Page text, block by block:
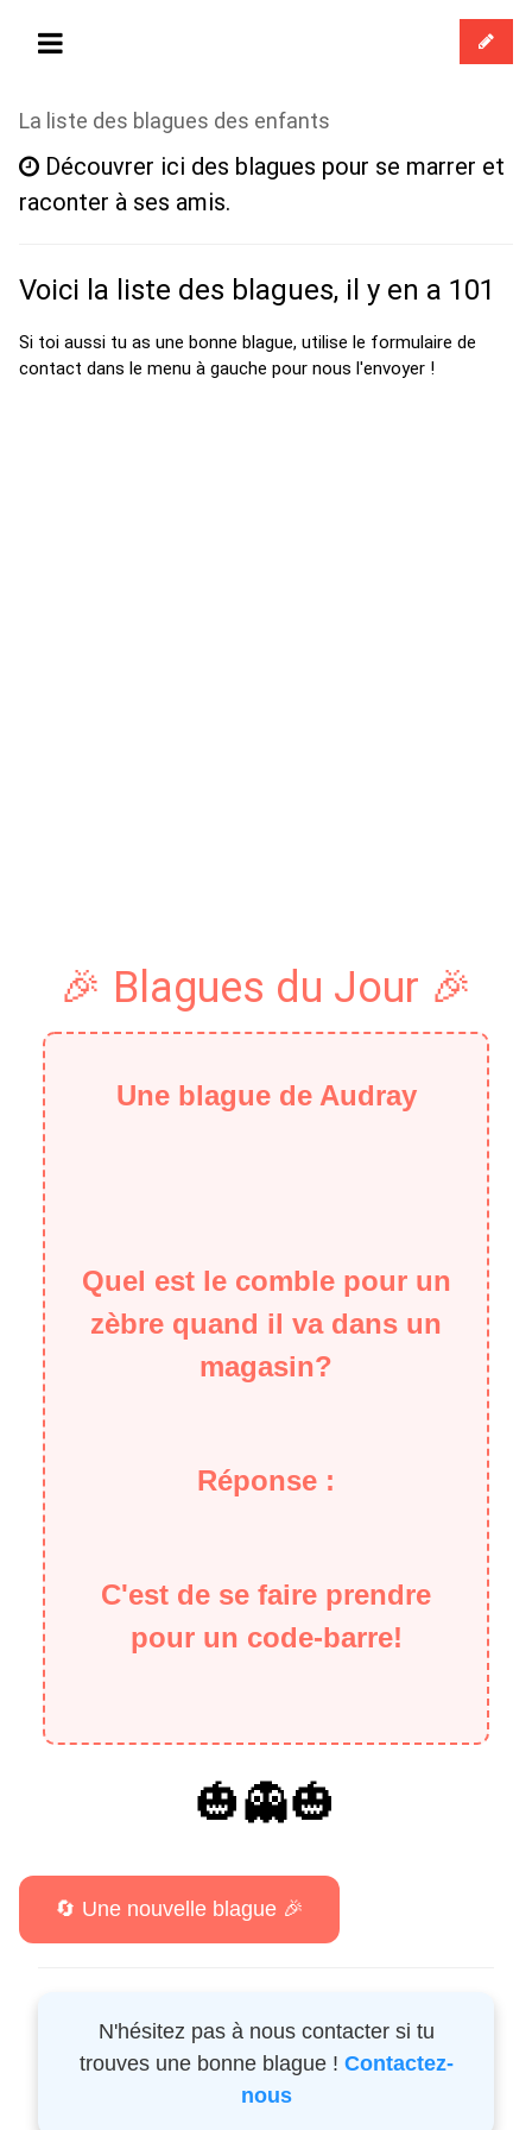
La liste des blagues des enfants
Découvrer ici des blagues pour se marrer et
raconter à ses amis.
Voici la liste des blagues, il y en a 101
Si toi aussi tu as une bonne blague, utilise le formulaire de
contact dans le menu à gauche pour nous l'envoyer !
🎉 Blagues du Jour 🎉
Une blague de Audray
Quel est le comble pour un
zèbre quand il va dans un
magasin?
Réponse :
C'est de se faire prendre
pour un code-barre!
🎃👻🎃
N'hésitez pas à nous contacter si tu
trouves une bonne blague ! Contactez-
nous